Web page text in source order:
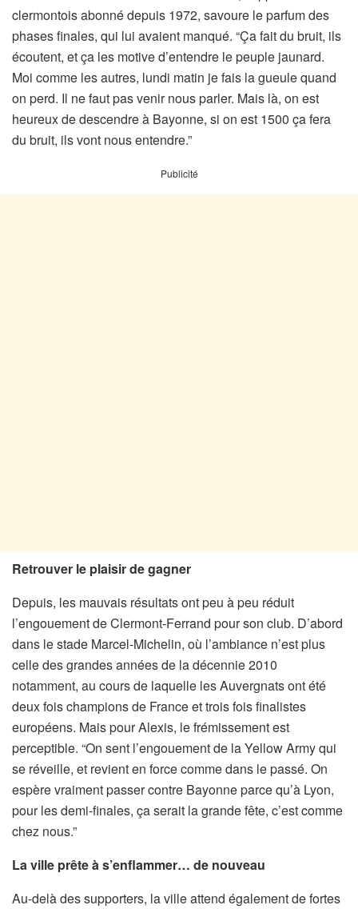
clermontois abonné depuis 1972, savoure le parfum des
phases finales, qui lui avaient manqué. “Ça fait du bruit, ils
écoutent, et ça les motive d’entendre le peuple jaunard.
Moi comme les autres, lundi matin je fais la gueule quand
on perd. Il ne faut pas venir nous parler. Mais là, on est
heureux de descendre à Bayonne, si on est 1500 ça fera
du bruit, ils vont nous entendre.”
Publicité
Retrouver le plaisir de gagner
Depuis, les mauvais résultats ont peu à peu réduit
l’engouement de Clermont-Ferrand pour son club. D’abord
dans le stade Marcel-Michelin, où l’ambiance n’est plus
celle des grandes années de la décennie 2010
notamment, au cours de laquelle les Auvergnats ont été
deux fois champions de France et trois fois finalistes
européens. Mais pour Alexis, le frémissement est
perceptible. “On sent l’engouement de la Yellow Army qui
se réveille, et revient en force comme dans le passé. On
espère vraiment passer contre Bayonne parce qu’à Lyon,
pour les demi-finales, ça serait la grande fête, c’est comme
chez nous.”
La ville prête à s’enflammer… de nouveau
Au-delà des supporters, la ville attend également de fortes